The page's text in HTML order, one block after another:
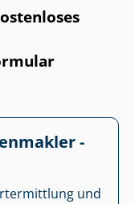
-
und